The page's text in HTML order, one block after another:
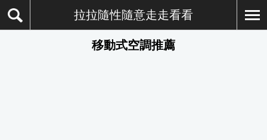
拉拉隨性隨意走走看看
移動式空調推薦